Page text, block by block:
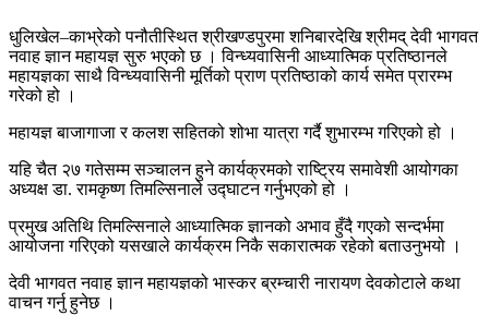
धुलिखेल–काभ्रेको पनौतीस्थित श्रीखण्डपुरमा शनिबारदेखि श्रीमद् देवी भागवत
नवाह ज्ञान महायज्ञ सुरु भएको छ । विन्ध्यवासिनी आध्यात्मिक प्रतिष्ठानले
महायज्ञका साथै विन्ध्यवासिनी मूर्तिको प्राण प्रतिष्ठाको कार्य समेत प्रारम्भ
गरेको हो ।
महायज्ञ बाजागाजा र कलश सहितको शोभा यात्रा गर्दै शुभारम्भ गरिएको हो ।
यहि चैत २७ गतेसम्म सञ्चालन हुने कार्यक्रमको राष्ट्रिय समावेशी आयोगका
अध्यक्ष डा. रामकृष्ण तिमल्सिनाले उद्घाटन गर्नुभएको हो ।
प्रमुख अतिथि तिमल्सिनाले आध्यात्मिक ज्ञानको अभाव हुँदै गएको सन्दर्भमा
आयोजना गरिएको यसखाले कार्यक्रम निकै सकारात्मक रहेको बताउनुभयो ।
देवी भागवत नवाह ज्ञान महायज्ञको भास्कर ब्रम्चारी नारायण देवकोटाले कथा
वाचन गर्नु हुनेछ ।